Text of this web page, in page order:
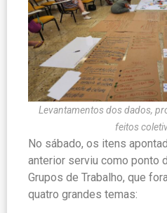
Levantamentos dos dados,
feitos
No sábado, os itens
anterior serviu como ponto
Grupos de Trabalho, que
quatro grandes temas: